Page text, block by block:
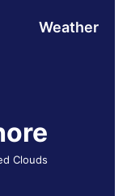
Weather
Clouds